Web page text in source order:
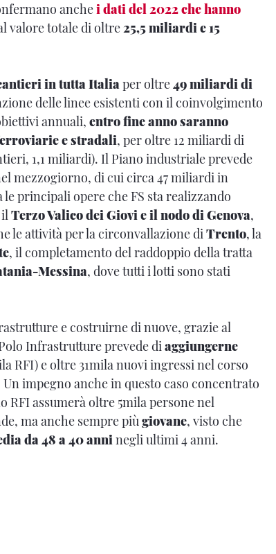
anchei dati del 2022 che hanno
valore totale di oltre25,5 miliardi e 15
in tutta Italiaper oltre49 miliardi di
delle linee esistenti con il coinvolgimento
annuali, entro fine anno saranno
e stradali, per oltre 12 miliardi di
1,1 miliardi). Il Piano industriale prevede
mezzogiorno, di cui circa 47 miliardi in
principali opere che FS sta realizzando
ilTerzo Valico dei Giovi e il nodo di Genova,
le attività per la circonvallazione diTrento, la
, il completamento del raddoppio della tratta
Messina, dove tutti i lotti sono stati
e costruirne di nuove, grazie al
Infrastrutture prevede diaggiungerne
RFI) e oltre 31mila nuovi ingressi nel corso
impegno anche in questo caso concentrato
RFI assumerà oltre 5mila persone nel
ma anche sempre piùgiovane, visto che
da 48 a 40 anninegli ultimi 4 anni.